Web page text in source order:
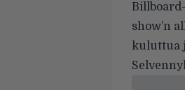
show’n
kuluttua